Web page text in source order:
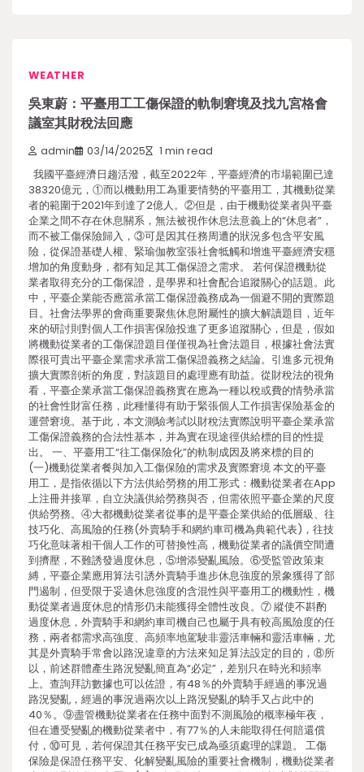
WEATHER
吳東蔚：平臺用工工傷保證的軌制窘境及找九宮格會
議室其財稅法回應
admin 03/14/2025 1 min read
我國平臺經濟日趨活潑，截至2022年，平臺經濟的市場範圍已達
38320億元，①而以機動用工為重要情勢的平臺用工，其機動從業
者的範圍于2021年到達了2億人。②但是，由于機動從業者與平臺
企業之間不存在休息關系，無法被視作休息法意義上的“休息者”，
而不被工傷保險歸入，③可是因其任務周遭的狀況多包含平安風
險，從保證基礎人權、緊瑜伽教室張社會牴觸和增進平臺經濟安穩
增加的角度動身，都有知足其工傷保證之需求。 若何保證機動從
業者取得充分的工傷保證，是學界和社會配合追蹤關心的話題。此
中，平臺企業能否應當承當工傷保證義務成為一個避不開的實際題
目。社會法學界的會商重要聚焦休息附屬性的擴大解讀題目，近年
來的研討則對個人工作損害保險投進了更多追蹤關心，但是，假如
將機動從業者的工傷保證題目僅僅視為社會法題目，根據社會法實
際很可貴出平臺企業需求承當工傷保證義務之結論。引進多元視角
擴大實際剖析的角度，對該題目的處理應有助益。從財稅法的視角
看，平臺企業承當工傷保證義務實在應為一種以稅或費的情勢承當
的社會性財富任務，此種懂得有助于緊張個人工作損害保險基金的
運營窘境。基于此，本文測驗考試以財稅法實際說明平臺企業承當
工傷保證義務的合法性基本，并為實在現途徑供給標的目的性提
出。 一、平臺用工“往工傷保險化”的軌制成因及將來標的目的
(一)機動從業者餐與加入工傷保險的需求及實際窘境 本文的平臺
用工，是指依循以下方法供給勞務的用工形式：機動從業者在App
上注冊并接單，自立決議供給勞務與否，但需依照平臺企業的尺度
供給勞務。④大都機動從業者從事的是平臺企業供給的低層級、往
技巧化、高風險的任務(外賣騎手和網約車司機為典範代表)，往技
巧化意味著相干個人工作的可替換性高，機動從業者的議價空間遭
到擠壓，不難誘發過度休息，⑤增添變亂風險。⑥受監管政策束
縛，平臺企業應用算法引誘外賣騎手進步休息強度的景象獲得了部
門遏制，但受限于妥適休息強度的含混性與平臺用工的機動性，機
動從業者過度休息的情形仍未能獲得全體性改良。⑦ 縱使不斟酌
過度休息，外賣騎手和網約車司機自己也屬于具有較高風險度的任
務，兩者都需求高強度、高頻率地駕駛非靈活車輛和靈活車輛，尤
其是外賣騎手常會以路況違章的方法來知足算法設定的目的，⑧所
以，前述群體產生路況變亂簡直為“必定”，差別只在時光和頻率
上。查詢拜訪數據也可以佐證，有48％的外賣騎手經過的事況過
路況變亂，經過的事況過兩次以上路況變亂的騎手又占此中的
40％。⑨盡管機動從業者在任務中面對不測風險的概率極年夜，
但在遭受變亂的機動從業者中，有77％的人未能取得任何賠還償
付，⑩可見，若何保證其任務平安已成為亟須處理的課題。 工傷
保險是保證任務平安、化解變亂風險的重要社會機制，機動從業者